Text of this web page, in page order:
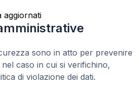
aggiornati
sono in atto per prevenire
caso in cui si verifichino,
di violazione dei dati.